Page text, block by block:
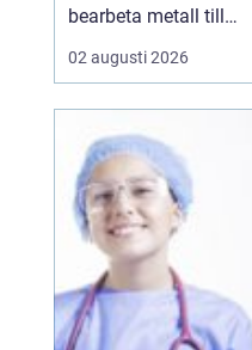
bearbeta metall till
starka och hållbara
konstruktioner. Det kan
trappor till stora
stålkonstruktioner i
industrin. När smidet
utförs rätt får du
produkter som håller
länge, tål...
02 augusti 2026